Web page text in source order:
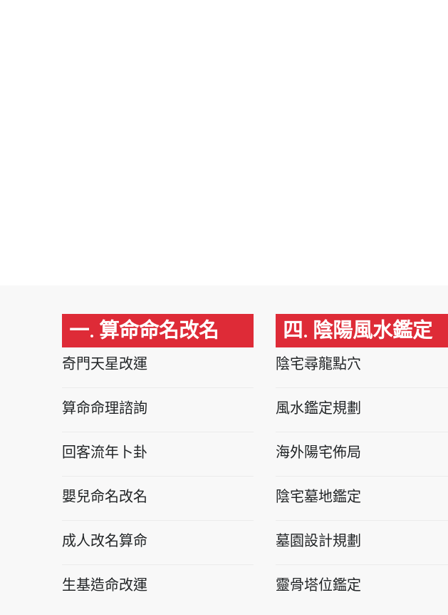
一. 算命命名改名
奇門天星改運
算命命理諮詢
回客流年卜卦
嬰兒命名改名
成人改名算命
生基造命改運
四. 陰陽風水鑑定
陰宅尋龍點穴
風水鑑定規劃
海外陽宅佈局
陰宅墓地鑑定
墓園設計規劃
靈骨塔位鑑定